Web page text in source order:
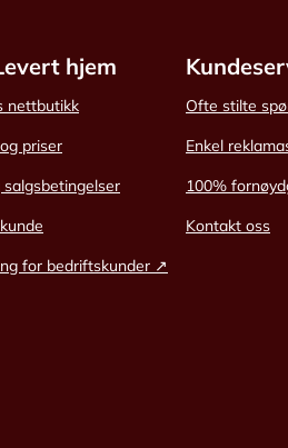
hjem
nettbutikk
priser
for bedriftskunder ↗
Ofte stilte
Enkel
100%
Kontakt oss